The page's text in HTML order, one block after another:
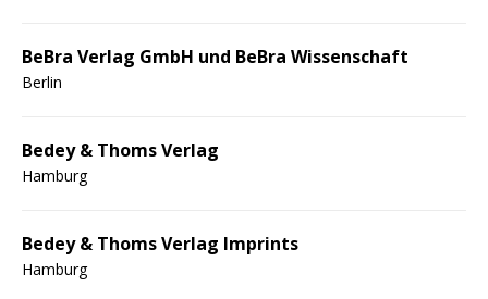
BeBra Verlag GmbH und BeBra Wissenschaft
Berlin
Bedey & Thoms Verlag
Hamburg
Bedey & Thoms Verlag Imprints
Hamburg